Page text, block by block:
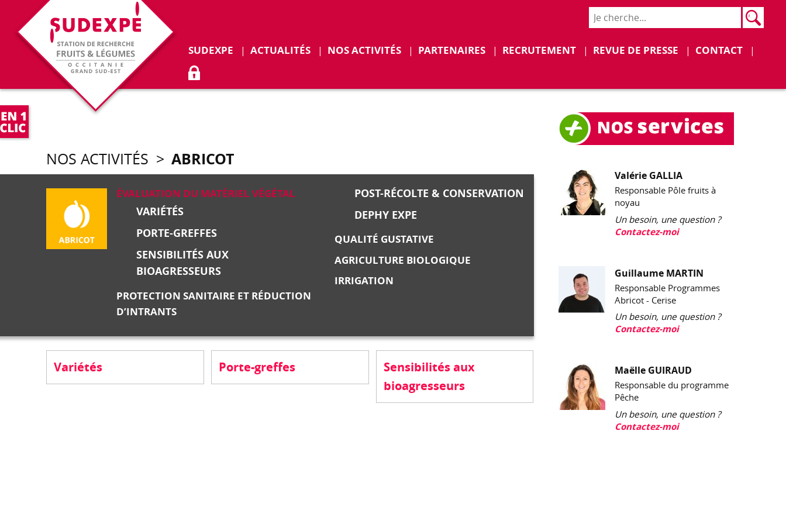
SUDEXPE Déplier
ACTUALITÉS NOS ACTIVITÉS Déplier
PARTENAIRES RECRUTEMENT Déplier
REVUE DE PRESSE Déplier
CONTACT
ACCÈS ADHÉRENTS
NOS ACTIVITÉS > ABRICOT
ÉVALUATION DU MATÉRIEL VÉGÉTAL
VARIÉTÉS
PORTE-GREFFES
SENSIBILITÉS AUX
BIOAGRESSEURS
PROTECTION SANITAIRE ET RÉDUCTION
D’INTRANTS
POST-RÉCOLTE & CONSERVATION
DEPHY EXPE
QUALITÉ GUSTATIVE
AGRICULTURE BIOLOGIQUE
IRRIGATION
Variétés Porte-greffes
Sensibilités aux
bioagresseurs
Valérie GALLIA
Responsable Pôle fruits à
noyau
Un besoin, une question ?
Contactez-moi
Guillaume MARTIN
Responsable Programmes
Abricot - Cerise
Un besoin, une question ?
Contactez-moi
Maëlle GUIRAUD
Responsable du programme
Pêche
Un besoin, une question ?
Contactez-moi